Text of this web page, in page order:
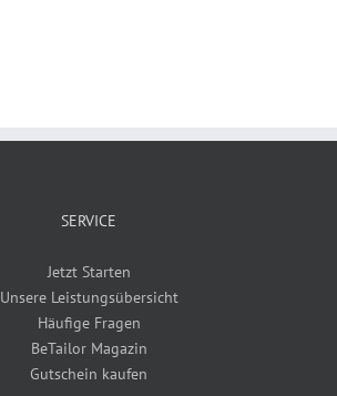
SERVICE
Jetzt Starten
Unsere Leistungsübersicht
Häufige Fragen
BeTailor Magazin
Gutschein kaufen